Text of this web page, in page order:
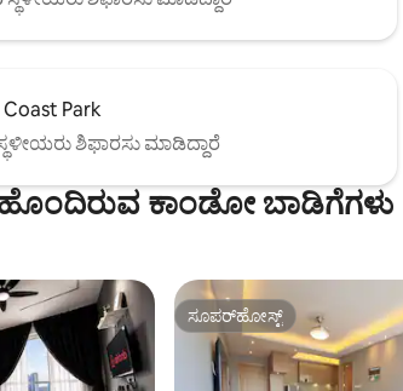
Coast Park
ಶಿಫಾರಸು ಮಾಡಿದ್ದಾರೆ
ಹೊಂದಿರುವ ಕಾಂಡೋ ಬಾಡಿಗೆಗಳು
ಸೂಪರ್‌ಹೋಸ್ಟ್
ಸೂಪರ್‌ಹೋಸ್ಟ್